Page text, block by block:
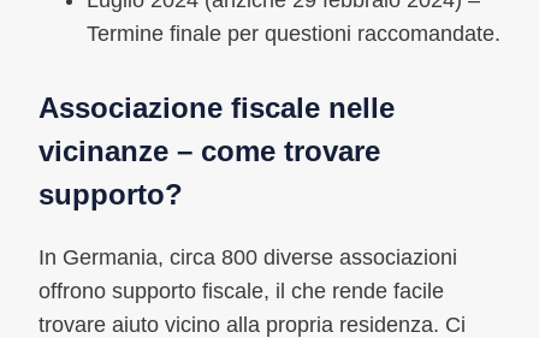
Termine finale per questioni raccomandate.
Associazione fiscale nelle
vicinanze – come trovare
supporto?
In Germania, circa 800 diverse associazioni
offrono supporto fiscale, il che rende facile
trovare aiuto vicino alla propria residenza. Ci